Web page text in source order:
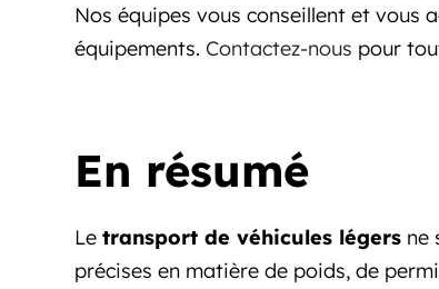
Nos équipes vous conseillent et vous
équipements. Contactez-nous pour
En résumé
Letransport de véhicules légers ne
précises en matière de poids, de